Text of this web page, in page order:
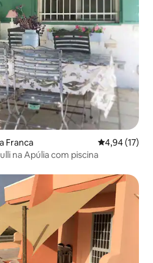
Franca 4,94 de uma
4,94 (17)
na Apúlia com piscina